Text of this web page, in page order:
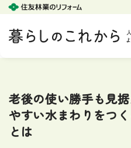
老後の使い勝手も見
やすい水まわりをつ
とは